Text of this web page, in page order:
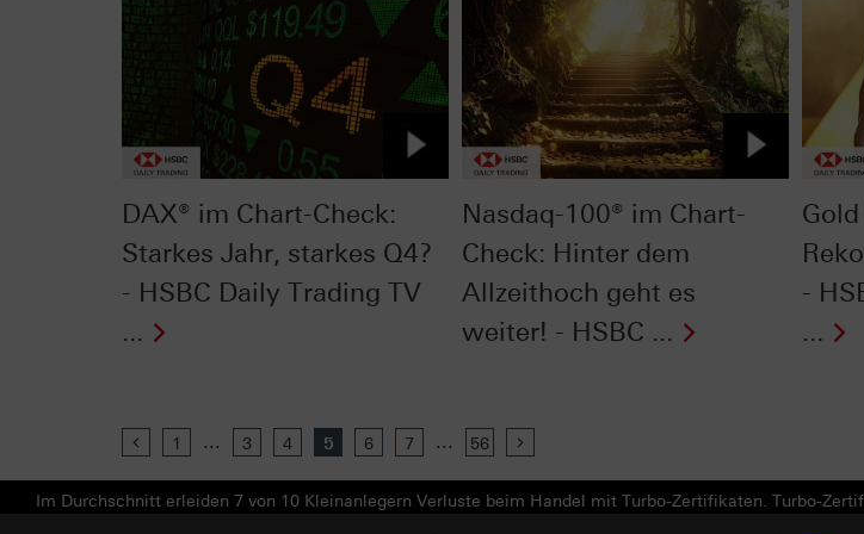
DAX® im Chart-Check:
Starkes Jahr, starkes Q4?
- HSBC Daily Trading TV
...
Nasdaq-100® im Chart-
Check: Hinter dem
Allzeithoch geht es
weiter! - HSBC ...
-
...
Previous
1 ... 3 4 5 6 7 ... 56
Im Durchschnitt erleiden 7 von 10 Kleinanlegern Verluste beim Handel mit Turbo-Zertifikaten. Turbo-